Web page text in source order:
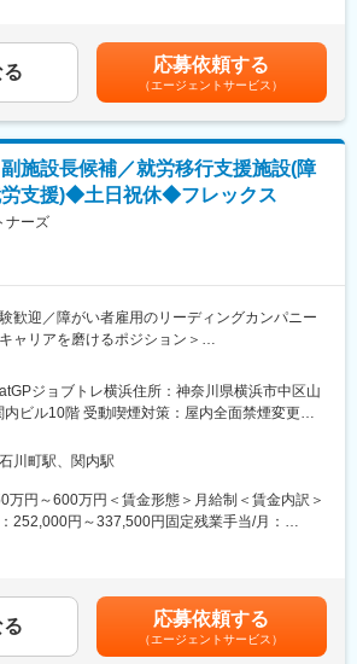
のキャッチアップ支援やOJTを実施。知見共有
制（コアタイムあり）、週1日リモート相談可、
以内。年間休日120日以上で、ワークライフバ
います。
アパス
す。
を含む、他システムやアプリから「AiCAN」ア
行する業務も担っていただきます。
グ・データ品質検証）
めのプログラム実装・テスト
の検証
リプト：TypeScript／JavaScript／Python／R
（リレーショナルDB）
ムワーク：Apache Airflow（ETLパイプライン構
ツール全般（データ抽出・変換・ロード処理）
や公的機関のデータを扱った経験
どのクラウド環境におけるデータ連携・移行に関
ムでの開発経験
械学習など、データサイエンスに関する基礎的
目安の金額であり、選考を通じて上下する場合
金はあくまでも目安の金額であり、選考を通じ
があります。月給(月額)は固定手当を含めた表記
応募依頼する
（エージェントサービス）
副施設長候補／就労移行支援施設(障
労支援)◆土日祝休◆フレックス
ナーズ
歓迎／障がい者雇用のリーディングカンパニー
ャリアを磨けるポジション＞
労移行支援事業（障害者総合支援法に基づく障
の未来の副施設長・施設長候補として、施設運
ます。
に応じて、現施設長や現副施設長と役割分担を
営を担っていただきます。
や部門の課題解決のための戦術立案等もお任せ
トレーニング実施
・コミュニケーション改善等）
ジョブトレ横浜住所：神奈川県横浜市中区山
ビル10階 受動喫煙対策：屋内全面禁煙変更の
る事業所
川町駅、関内駅
万円～600万円＜賃金形態＞月給制＜賃金内訳＞
252,000円～337,500円固定残業手当/月：
考慮の上、決定しますので、記載の限りではご
与：年2回（6月・12月）■昇給：年2回※評価に応
でも目安の金額であり、選考を通じて上下する
応募依頼する
（エージェントサービス）